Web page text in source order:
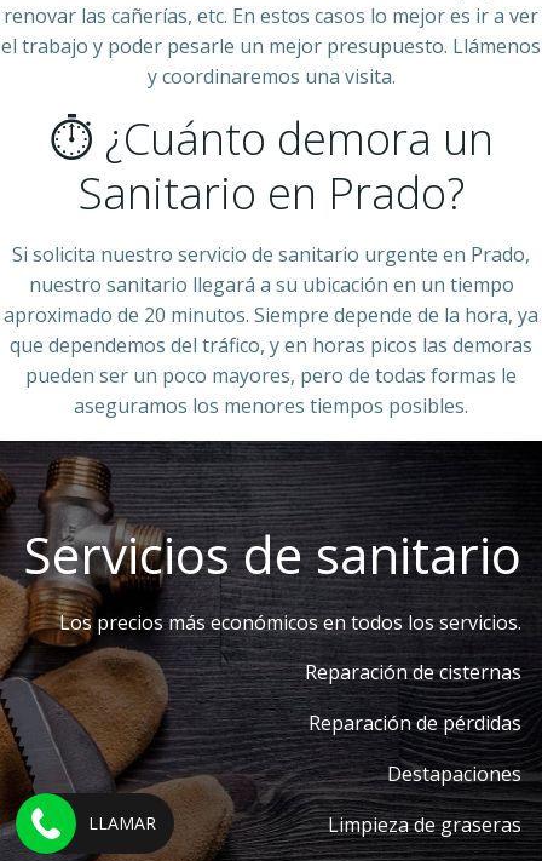
renovar las cañerías, etc. En estos casos lo mejor es ir a ver
el trabajo y poder pesarle un mejor presupuesto. Llámenos
y coordinaremos una visita.
⏱ ¿Cuánto demora un
Sanitario en Prado?
Si solicita nuestro servicio de sanitario urgente en Prado,
nuestro sanitario llegará a su ubicación en un tiempo
aproximado de 20 minutos. Siempre depende de la hora, ya
que dependemos del tráfico, y en horas picos las demoras
pueden ser un poco mayores, pero de todas formas le
aseguramos los menores tiempos posibles.
Servicios de sanitario
Los precios más económicos en todos los servicios.
Reparación de cisternas
Reparación de pérdidas
Destapaciones
Limpieza de graseras
LLAMAR